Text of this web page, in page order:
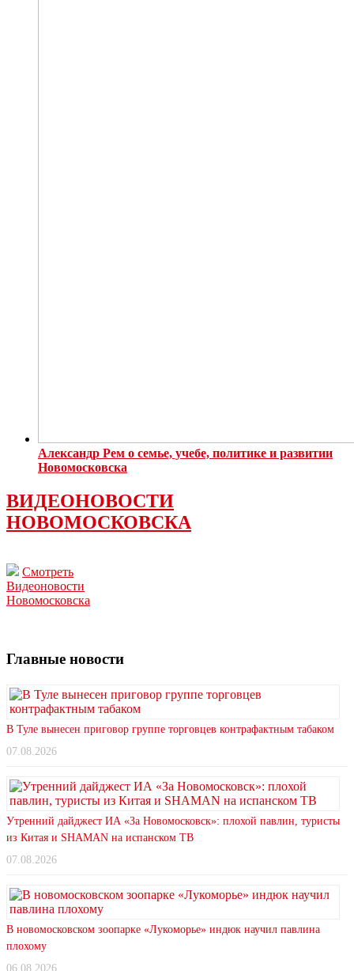
Александр Рем о семье, учебе, политике и развитии
Новомосковска
ВИДЕОНОВОСТИ
НОВОМОСКОВСКА
Смотреть
Видеоновости
Новомосковска
Главные новости
В Туле вынесен приговор группе торговцев контрафактным табаком
07.08.2026
Утренний дайджест ИА «За Новомосковск»: плохой павлин, туристы
из Китая и SHAMAN на испанском ТВ
07.08.2026
В новомосковском зоопарке «Лукоморье» индюк научил павлина
плохому
06.08.2026